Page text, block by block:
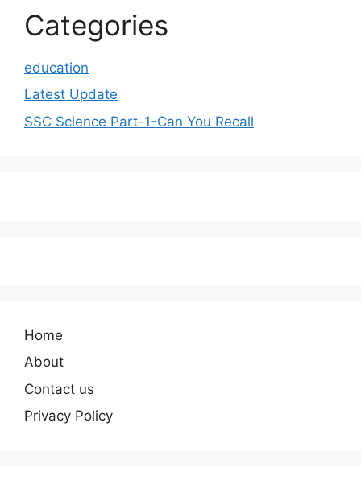
Categories
education
Latest Update
SSC Science Part-1-Can You Recall
Home
About
Contact us
Privacy Policy